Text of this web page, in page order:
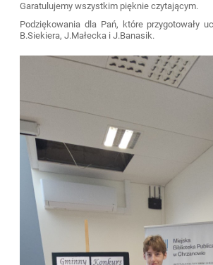
Garatulujemy wszystkim pięknie czytającym.
Podziękowania dla Pań, które przygotowały
B.Siekiera, J.Małecka i J.Banasik.